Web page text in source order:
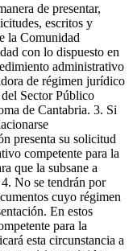
de presentar,
escritos y
la Comunidad
con lo dispuesto en
administrativo
de régimen jurídico
Sector Público
de Cantabria. 3. Si
presenta su solicitud
competente para la
que la subsane a
No se tendrán por
cuyo régimen
En estos
para la
esta circunstancia a